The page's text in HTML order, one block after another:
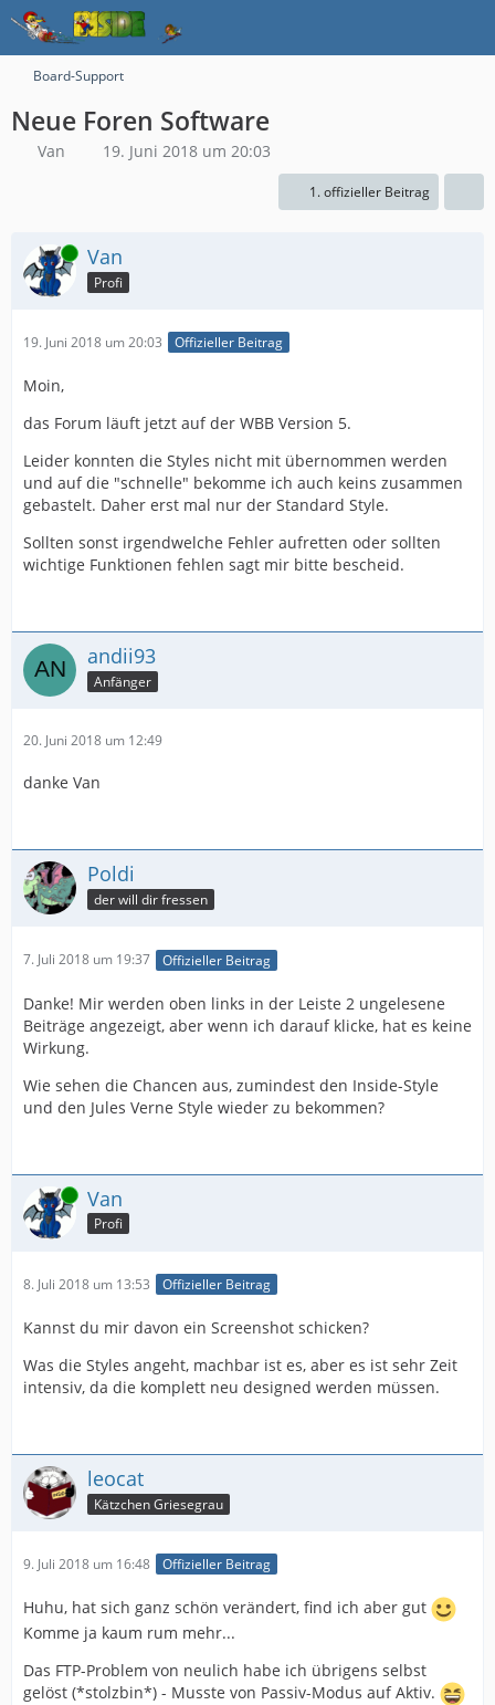
Board-Support
Neue Foren Software
Van 19. Juni 2018 um 20:03
1. offizieller Beitrag
Online Van
Profi
19. Juni 2018 um 20:03 Offizieller Beitrag
Moin,
das Forum läuft jetzt auf der WBB Version 5.
Leider konnten die Styles nicht mit übernommen werden
und auf die "schnelle" bekomme ich auch keins zusammen
gebastelt. Daher erst mal nur der Standard Style.
Sollten sonst irgendwelche Fehler aufretten oder sollten
wichtige Funktionen fehlen sagt mir bitte bescheid.
andii93
Anfänger
20. Juni 2018 um 12:49
danke Van
Poldi
der will dir fressen
7. Juli 2018 um 19:37 Offizieller Beitrag
Danke! Mir werden oben links in der Leiste 2 ungelesene
Beiträge angezeigt, aber wenn ich darauf klicke, hat es keine
Wirkung.
Wie sehen die Chancen aus, zumindest den Inside-Style
und den Jules Verne Style wieder zu bekommen?
Online Van
Profi
8. Juli 2018 um 13:53 Offizieller Beitrag
Kannst du mir davon ein Screenshot schicken?
Was die Styles angeht, machbar ist es, aber es ist sehr Zeit
intensiv, da die komplett neu designed werden müssen.
leocat
Kätzchen Griesegrau
9. Juli 2018 um 16:48 Offizieller Beitrag
Huhu, hat sich ganz schön verändert, find ich aber gut
Komme ja kaum rum mehr...
Das FTP-Problem von neulich habe ich übrigens selbst
gelöst (*stolzbin*) - Musste von Passiv-Modus auf Aktiv.